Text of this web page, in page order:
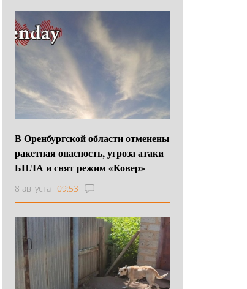
В Оренбургской области отменены
ракетная опасность, угроза атаки
БПЛА и снят режим «Ковер»
8 августа 09:53